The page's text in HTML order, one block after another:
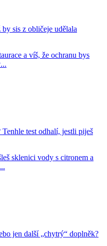
sis z obličeje udělala
a víš, že ochranu bys
test odhalí, jestli piješ
sklenici vody s citronem a
jen další „chytrý“ doplněk?